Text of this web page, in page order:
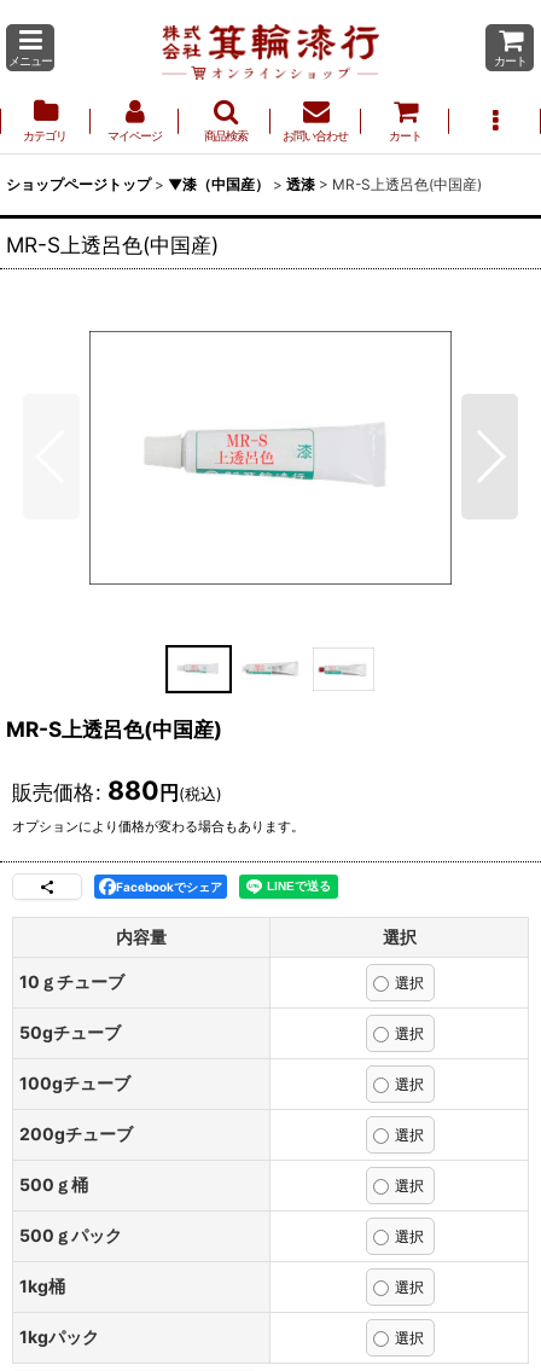
メニュー カート
カテゴリ マイページ 商品検索 お問い合わせ カート
ショップページトップ > ▼漆（中国産） > 透漆 > MR-S上透呂色(中国産)
MR-S上透呂色(中国産)
MR-S上透呂色(中国産)
販売価格: 880円(税込)
オプションにより価格が変わる場合もあります。
Facebookでシェア
内容量 選択
10ｇチューブ
50gチューブ
100gチューブ
200gチューブ
500ｇ桶
500ｇパック
1kg桶
1kgパック